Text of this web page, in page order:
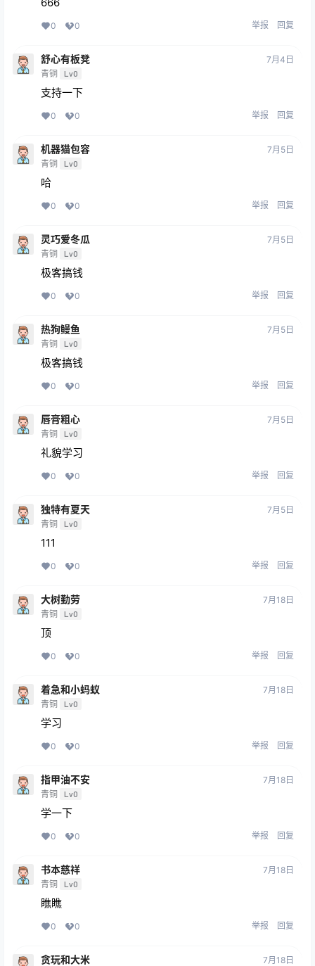
0 0 举报 回复
舒心有板凳
青铜 Lv0
7月4日
支持一下
0 0 举报 回复
机器猫包容
青铜 Lv0
7月5日
哈
0 0 举报 回复
灵巧爱冬瓜
青铜 Lv0
7月5日
极客搞钱
0 0 举报 回复
热狗鳗鱼
青铜 Lv0
7月5日
极客搞钱
0 0 举报 回复
唇膏粗心
青铜 Lv0
7月5日
礼貌学习
0 0 举报 回复
独特有夏天
青铜 Lv0
7月5日
111
0 0 举报 回复
大树勤劳
青铜 Lv0
7月18日
顶
0 0 举报 回复
着急和小蚂蚁
青铜 Lv0
7月18日
学习
0 0 举报 回复
指甲油不安
青铜 Lv0
7月18日
学一下
0 0 举报 回复
书本慈祥
青铜 Lv0
7月18日
瞧瞧
0 0 举报 回复
贪玩和大米 7月18日